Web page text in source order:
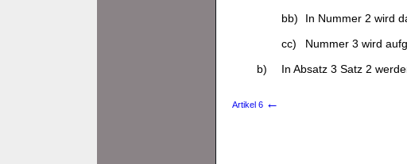
bb)
In Nummer 2 wird
cc)
Nummer 3 wird
b)
In Absatz 3 Satz 2
Artikel 6 ←